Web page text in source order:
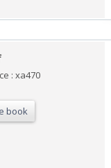
: xa470
book